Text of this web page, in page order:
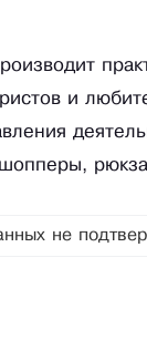
и
не